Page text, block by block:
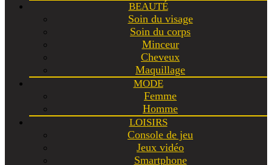
BEAUTÉ
Soin du visage
Soin du corps
Minceur
Cheveux
Maquillage
MODE
Femme
Homme
LOISIRS
Console de jeu
Jeux vidéo
Smartphone